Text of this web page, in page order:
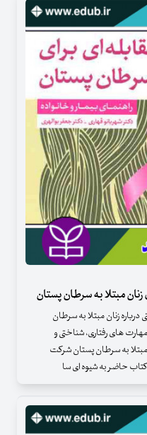
مبتلا به سرطان پستان
زنان مبتلا به سرطان
های رفتاری، شناختی و
به سرطان پستان شرکت
کتاب حاضر به شیوه ای سا